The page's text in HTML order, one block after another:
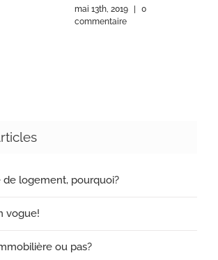
mai 13th, 2019
0
commentaire
de logement, pourquoi?
vogue!
ou pas?